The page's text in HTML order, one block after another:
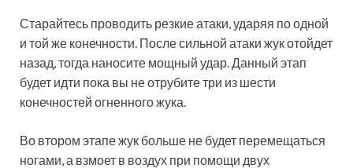
Старайтесь проводить резкие атаки, ударяя по одной
и той же конечности. После сильной атаки жук отойдет
назад, тогда наносите мощный удар. Данный этап
будет идти пока вы не отрубите три из шести
конечностей огненного жука.
Во втором этапе жук больше не будет перемещаться
ногами, а взмоет в воздух при помощи двух